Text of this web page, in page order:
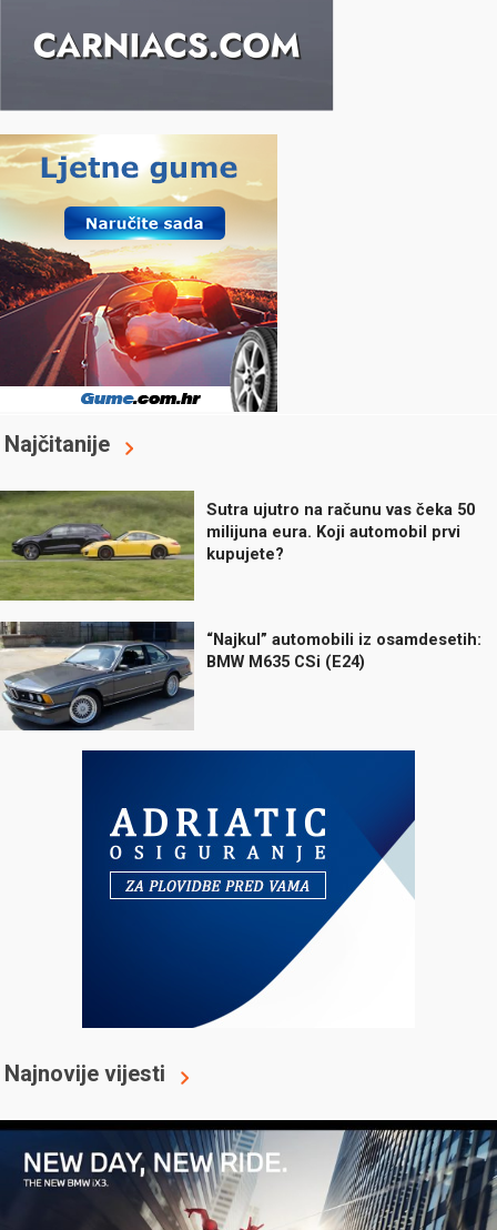
Najčitanije
Sutra ujutro na računu vas čeka 50
milijuna eura. Koji automobil prvi
kupujete?
“Najkul” automobili iz osamdesetih:
BMW M635 CSi (E24)
Najnovije vijesti